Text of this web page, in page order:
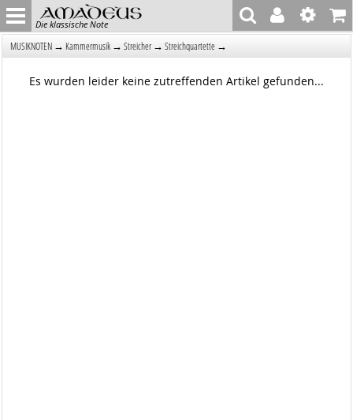
Die klassische Note
MUSIKNOTEN → Kammermusik → Streicher → Streichquartette →
Es wurden leider keine zutreffenden Artikel gefunden...